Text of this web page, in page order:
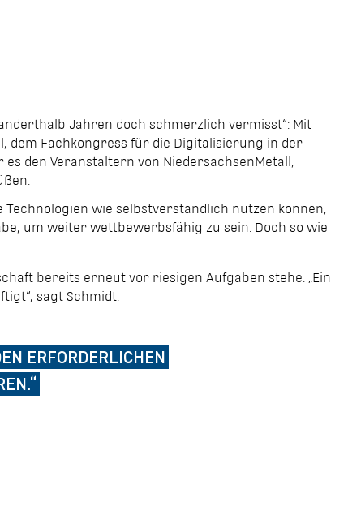
Jahren doch schmerzlich vermisst“: Mit
dem Fachkongress für die Digitalisierung in der
es den Veranstaltern von NiedersachsenMetall,
wie selbstverständlich nutzen können,
um weiter wettbewerbsfähig zu sein. Doch so wie
bereits erneut vor riesigen Aufgaben stehe. „Ein
sagt Schmidt.
ERFORDERLICHEN W